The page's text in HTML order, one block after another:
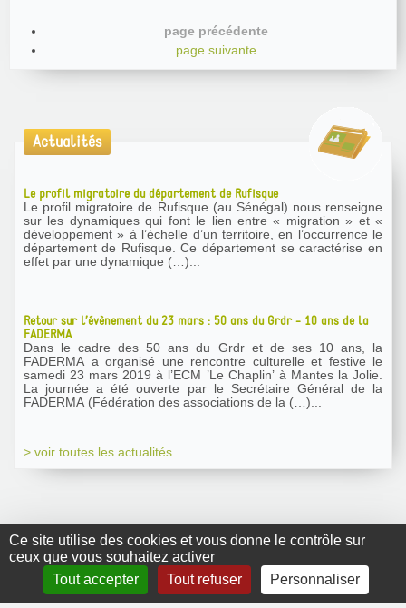
Ce site utilise des cookies et vous donne le contrôle sur
ceux que vous souhaitez activer
Tout accepter
Tout refuser Personnaliser
page précédente
page suivante
Actualités
Le profil migratoire du département de Rufisque
Le profil migratoire de Rufisque (au Sénégal) nous renseigne
sur les dynamiques qui font le lien entre « migration » et «
développement » à l’échelle d’un territoire, en l’occurrence le
département de Rufisque. Ce département se caractérise en
effet par une dynamique (…)...
Retour sur l’évènement du 23 mars : 50 ans du Grdr - 10 ans de la
FADERMA
Dans le cadre des 50 ans du Grdr et de ses 10 ans, la
FADERMA a organisé une rencontre culturelle et festive le
samedi 23 mars 2019 à l’ECM ’Le Chaplin’ à Mantes la Jolie.
La journée a été ouverte par le Secrétaire Général de la
FADERMA (Fédération des associations de la (…)...
> voir toutes les actualités
GRDR Copyright
2010 |RSS|Plan du site|Mentions légales|Contact